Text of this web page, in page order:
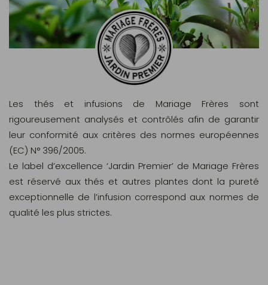
Les thés et infusions de Mariage Frères sont
rigoureusement analysés et contrôlés afin de garantir
leur conformité aux critères des normes européennes
(EC) N° 396/2005.
Le label d’excellence ‘Jardin Premier’ de Mariage Frères
est réservé aux thés et autres plantes dont la pureté
exceptionnelle de l’infusion correspond aux normes de
qualité les plus strictes.